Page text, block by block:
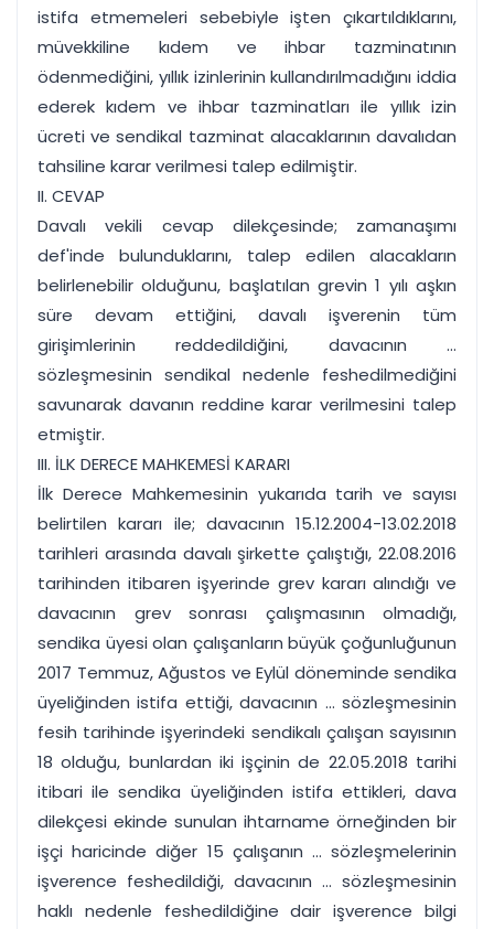
istifa etmemeleri sebebiyle işten çıkartıldıklarını,
müvekkiline kıdem ve ihbar tazminatının
ödenmediğini, yıllık izinlerinin kullandırılmadığını iddia
ederek kıdem ve ihbar tazminatları ile yıllık izin
ücreti ve sendikal tazminat alacaklarının davalıdan
tahsiline karar verilmesi talep edilmiştir.
II. CEVAP
Davalı vekili cevap dilekçesinde; zamanaşımı
def'inde bulunduklarını, talep edilen alacakların
belirlenebilir olduğunu, başlatılan grevin 1 yılı aşkın
süre devam ettiğini, davalı işverenin tüm
girişimlerinin reddedildiğini, davacının ...
sözleşmesinin sendikal nedenle feshedilmediğini
savunarak davanın reddine karar verilmesini talep
etmiştir.
III. İLK DERECE MAHKEMESİ KARARI
İlk Derece Mahkemesinin yukarıda tarih ve sayısı
belirtilen kararı ile; davacının 15.12.2004-13.02.2018
tarihleri arasında davalı şirkette çalıştığı, 22.08.2016
tarihinden itibaren işyerinde grev kararı alındığı ve
davacının grev sonrası çalışmasının olmadığı,
sendika üyesi olan çalışanların büyük çoğunluğunun
2017 Temmuz, Ağustos ve Eylül döneminde sendika
üyeliğinden istifa ettiği, davacının ... sözleşmesinin
fesih tarihinde işyerindeki sendikalı çalışan sayısının
18 olduğu, bunlardan iki işçinin de 22.05.2018 tarihi
itibari ile sendika üyeliğinden istifa ettikleri, dava
dilekçesi ekinde sunulan ihtarname örneğinden bir
işçi haricinde diğer 15 çalışanın ... sözleşmelerinin
işverence feshedildiği, davacının ... sözleşmesinin
haklı nedenle feshedildiğine dair işverence bilgi